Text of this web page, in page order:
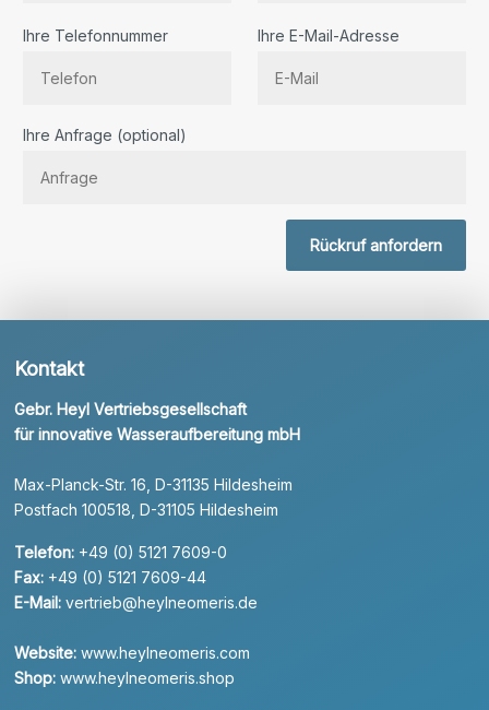
Ihre Telefonnummer Ihre E-Mail-Adresse
Ihre Anfrage (optional)
Rückruf anfordern
Kontakt
Gebr. Heyl Vertriebsgesellschaft
für innovative Wasseraufbereitung mbH
Max-Planck-Str. 16, D-31135 Hildesheim
Postfach 100518, D-31105 Hildesheim
Telefon: +49 (0) 5121 7609-0
Fax: +49 (0) 5121 7609-44
E-Mail: vertrieb@heylneomeris.de
Website: www.heylneomeris.com
Shop: www.heylneomeris.shop